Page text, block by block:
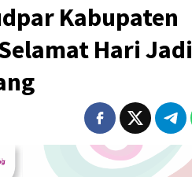
Kabupaten
Hari Jadi